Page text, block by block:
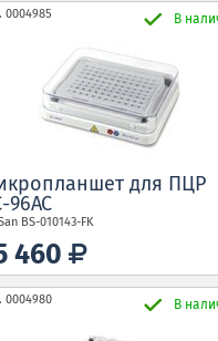
0004985 В
для ПЦР
96AC
BS-010143-FK
460
0004980 В